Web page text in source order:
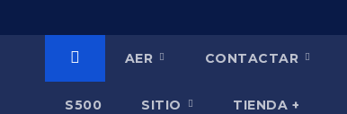
AER CONTACTAR
S500 SITIO TIENDA +